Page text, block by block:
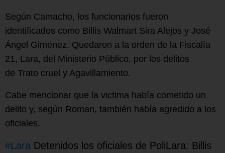
Según Camacho, los funcionarios fueron
identificados como Billis Walmart Sira Alejos y José
Ángel Giménez. Quedaron a la orden de la Fiscalía
21, Lara, del Ministerio Público, por los delitos
de Trato cruel y Agavillamiento.
Cabe mencionar que la victima había cometido un
delito y, según Roman, también había agredido a los
oficiales.
#Lara Detenidos los oficiales de PoliLara: Billis